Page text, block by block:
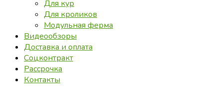
Для кур
Для кроликов
Модульная ферма
Видеообзоры
Доставка и оплата
Соцконтракт
Рассрочка
Контакты